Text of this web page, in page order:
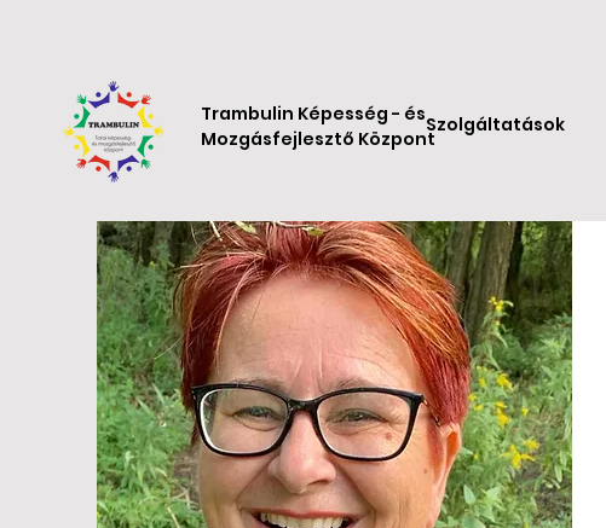
Trambulin Képesség - és
Mozgásfejlesztő Központ
Szolgáltatások